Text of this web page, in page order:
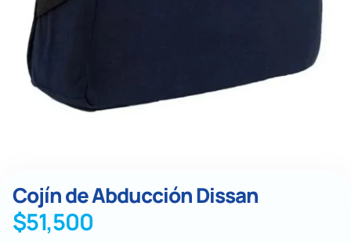
Cojín de Abducción Dissan
$51,500